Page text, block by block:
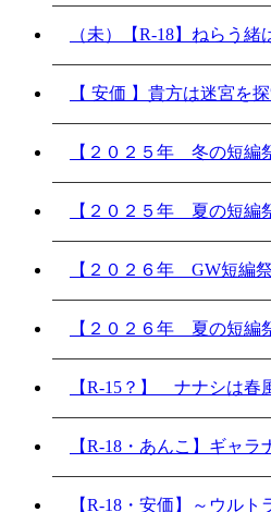
（未）【R-18】ねらう
【 安価 】貴方は迷宮を
【２０２５年 冬の短編
【２０２５年 夏の短編
【２０２６年 GW短編祭
【２０２６年 夏の短編
【R-15？】 ナナシは
【R-18・あんこ】ギャ
【R-18・安価】～ウル